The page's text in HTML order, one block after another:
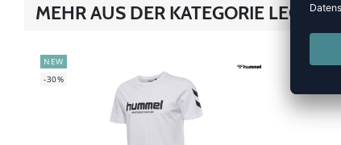
MEHR AUS DER KATEGORIE LEGACY
NEW
-30%
NEW